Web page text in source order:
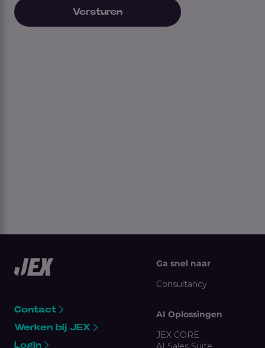
Contact
Werken bij JEX
Login
Ga snel naar
Consultancy
AI Oplossingen
JEX CORE